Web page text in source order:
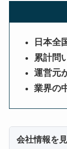
日本全
累計問
運営元
業界の
会社情報を